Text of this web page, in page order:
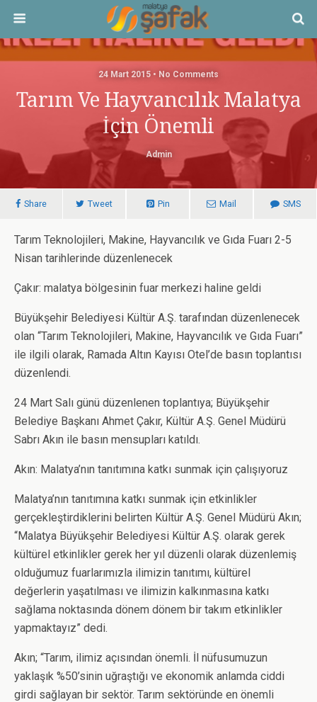
24 Mart 2015 • No Comments
Tarım Ve Hayvancılık Malatya
İçin Önemli
Admin
Share Tweet Pin Mail SMS
Tarım Teknolojileri, Makine, Hayvancılık ve Gıda Fuarı 2-5
Nisan tarihlerinde düzenlenecek
Çakır: malatya bölgesinin fuar merkezi haline geldi
Büyükşehir Belediyesi Kültür A.Ş. tarafından düzenlenecek
olan “Tarım Teknolojileri, Makine, Hayvancılık ve Gıda Fuarı”
ile ilgili olarak, Ramada Altın Kayısı Otel’de basın toplantısı
düzenlendi.
24 Mart Salı günü düzenlenen toplantıya; Büyükşehir
Belediye Başkanı Ahmet Çakır, Kültür A.Ş. Genel Müdürü
Sabrı Akın ile basın mensupları katıldı.
Akın: Malatya’nın tanıtımına katkı sunmak için çalışıyoruz
Malatya’nın tanıtımına katkı sunmak için etkinlikler
gerçekleştirdiklerini belirten Kültür A.Ş. Genel Müdürü Akın;
“Malatya Büyükşehir Belediyesi Kültür A.Ş. olarak gerek
kültürel etkinlikler gerek her yıl düzenli olarak düzenlemiş
olduğumuz fuarlarımızla ilimizin tanıtımı, kültürel
değerlerin yaşatılması ve ilimizin kalkınmasına katkı
sağlama noktasında dönem dönem bir takım etkinlikler
yapmaktayız” dedi.
Akın; “Tarım, ilimiz açısından önemli. İl nüfusumuzun
yaklaşık %50’sinin uğraştığı ve ekonomik anlamda ciddi
girdi sağlayan bir sektör. Tarım sektöründe en önemli